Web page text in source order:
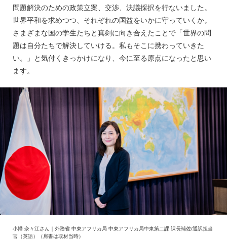
問題解決のための政策立案、交渉、決議採択を行ないました。
世界平和を求めつつ、それぞれの国益をいかに守っていくか。
さまざまな国の学生たちと真剣に向き合えたことで「世界の問
題は自分たちで解決していける。私もそこに携わっていきた
い。」と気付くきっかけになり、今に至る原点になったと思い
ます。
小幡 奈々江さん｜外務省 中東アフリカ局 中東アフリカ局中東第二課 課長補佐/通訳担当
官（英語）（肩書は取材当時）